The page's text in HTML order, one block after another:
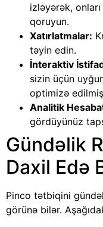
izləyərək,
qoruyun.
Xatırlatmalar:
təyin edin.
İnteraktiv
sizin üçün
optimizə
Analitik
gördüyünüz
Gündəlik
Daxil Edə
Pinco tətbiqini
görünə bilər.